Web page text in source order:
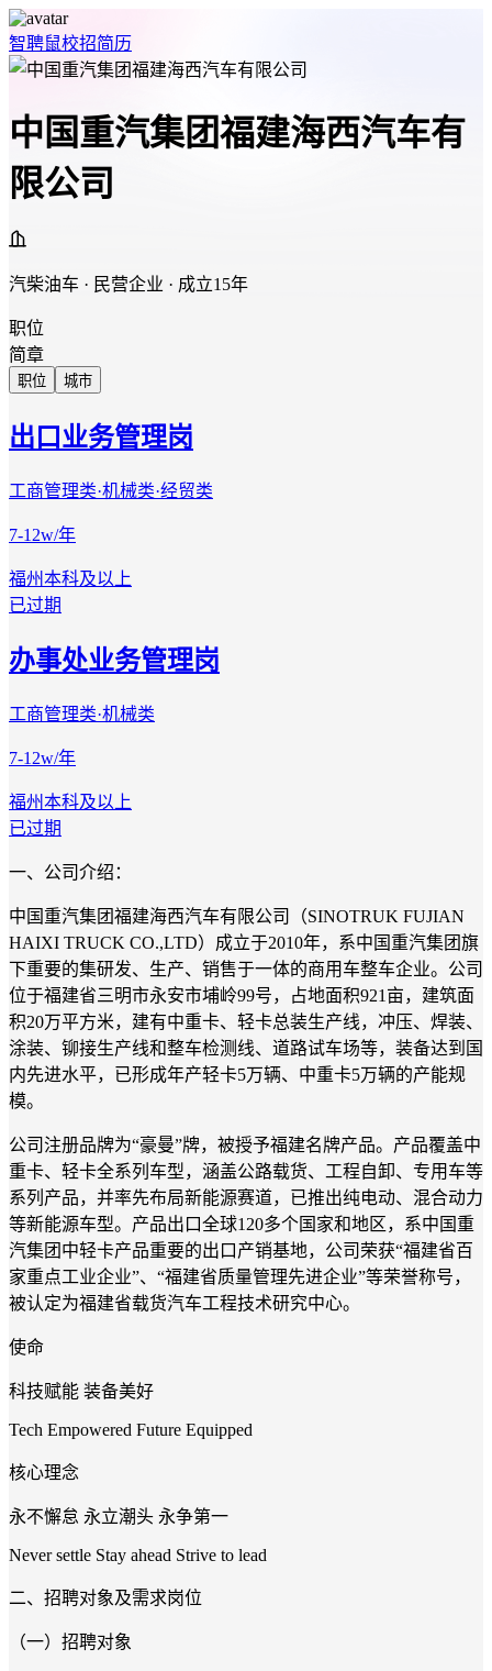
智聘鼠校招简历
中国重汽集团福建海西汽车有
限公司
汽柴油车 · 民营企业 · 成立15年
职位
简章
职位 城市
出口业务管理岗
工商管理类·机械类·经贸类
7-12w/年
福州本科及以上
已过期
办事处业务管理岗
工商管理类·机械类
7-12w/年
福州本科及以上
已过期
一、公司介绍：
中国重汽集团福建海西汽车有限公司（SINOTRUK FUJIAN
HAIXI TRUCK CO.,LTD）成立于2010年，系中国重汽集团旗
下重要的集研发、生产、销售于一体的商用车整车企业。公司
位于福建省三明市永安市埔岭99号，占地面积921亩，建筑面
积20万平方米，建有中重卡、轻卡总装生产线，冲压、焊装、
涂装、铆接生产线和整车检测线、道路试车场等，装备达到国
内先进水平，已形成年产轻卡5万辆、中重卡5万辆的产能规
模。
公司注册品牌为“豪曼”牌，被授予福建名牌产品。产品覆盖中
重卡、轻卡全系列车型，涵盖公路载货、工程自卸、专用车等
系列产品，并率先布局新能源赛道，已推出纯电动、混合动力
等新能源车型。产品出口全球120多个国家和地区，系中国重
汽集团中轻卡产品重要的出口产销基地，公司荣获“福建省百
家重点工业企业”、“福建省质量管理先进企业”等荣誉称号，
被认定为福建省载货汽车工程技术研究中心。
使命
科技赋能 装备美好
Tech Empowered Future Equipped
核心理念
永不懈怠 永立潮头 永争第一
Never settle Stay ahead Strive to lead
二、招聘对象及需求岗位
（一）招聘对象